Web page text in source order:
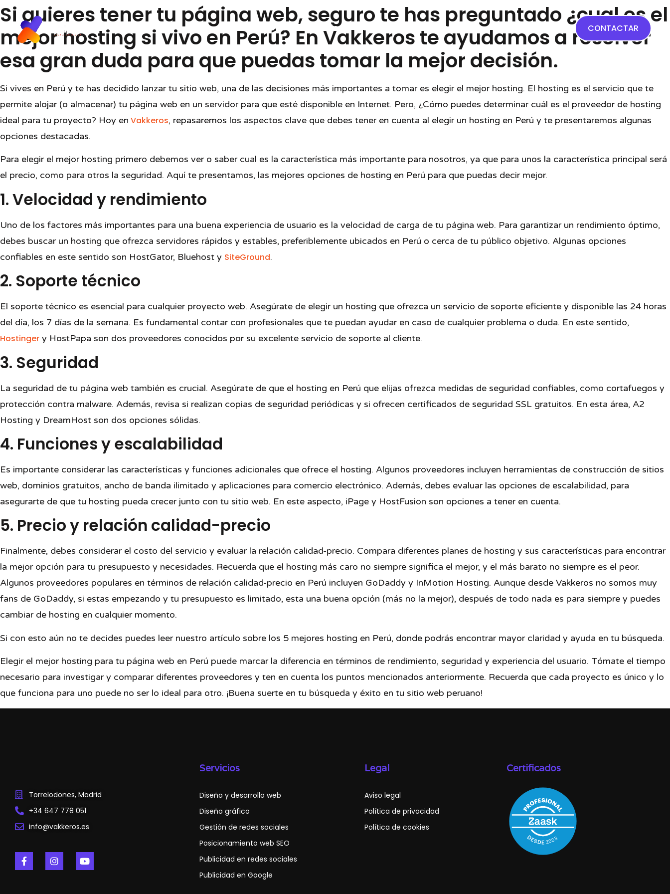
Inicio Nosotros Servicios Portafolio Contacto CONTACTAR
Si quieres tener tu página web, seguro te has preguntado ¿cual es el
mejor hosting si vivo en Perú? En Vakkeros te ayudamos a resolver
esa gran duda para que puedas tomar la mejor decisión.
Si vives en Perú y te has decidido lanzar tu sitio web, una de las decisiones más importantes a tomar es elegir el mejor hosting. El hosting es el servicio que te
permite alojar (o almacenar) tu página web en un servidor para que esté disponible en Internet. Pero, ¿Cómo puedes determinar cuál es el proveedor de hosting
ideal para tu proyecto? Hoy en Vakkeros, repasaremos los aspectos clave que debes tener en cuenta al elegir un hosting en Perú y te presentaremos algunas
opciones destacadas.
Para elegir el mejor hosting primero debemos ver o saber cual es la característica más importante para nosotros, ya que para unos la característica principal será
el precio, como para otros la seguridad. Aquí te presentamos, las mejores opciones de hosting en Perú para que puedas decir mejor.
1. Velocidad y rendimiento
Uno de los factores más importantes para una buena experiencia de usuario es la velocidad de carga de tu página web. Para garantizar un rendimiento óptimo,
debes buscar un hosting que ofrezca servidores rápidos y estables, preferiblemente ubicados en Perú o cerca de tu público objetivo. Algunas opciones
confiables en este sentido son HostGator, Bluehost y SiteGround.
2. Soporte técnico
El soporte técnico es esencial para cualquier proyecto web. Asegúrate de elegir un hosting que ofrezca un servicio de soporte eficiente y disponible las 24 horas
del día, los 7 días de la semana. Es fundamental contar con profesionales que te puedan ayudar en caso de cualquier problema o duda. En este sentido,
Hostinger y HostPapa son dos proveedores conocidos por su excelente servicio de soporte al cliente.
3. Seguridad
La seguridad de tu página web también es crucial. Asegúrate de que el hosting en Perú que elijas ofrezca medidas de seguridad confiables, como cortafuegos y
protección contra malware. Además, revisa si realizan copias de seguridad periódicas y si ofrecen certificados de seguridad SSL gratuitos. En esta área, A2
Hosting y DreamHost son dos opciones sólidas.
4. Funciones y escalabilidad
Es importante considerar las características y funciones adicionales que ofrece el hosting. Algunos proveedores incluyen herramientas de construcción de sitios
web, dominios gratuitos, ancho de banda ilimitado y aplicaciones para comercio electrónico. Además, debes evaluar las opciones de escalabilidad, para
asegurarte de que tu hosting pueda crecer junto con tu sitio web. En este aspecto, iPage y HostFusion son opciones a tener en cuenta.
5. Precio y relación calidad-precio
Finalmente, debes considerar el costo del servicio y evaluar la relación calidad-precio. Compara diferentes planes de hosting y sus características para encontrar
la mejor opción para tu presupuesto y necesidades. Recuerda que el hosting más caro no siempre significa el mejor, y el más barato no siempre es el peor.
Algunos proveedores populares en términos de relación calidad-precio en Perú incluyen GoDaddy y InMotion Hosting. Aunque desde Vakkeros no somos muy
fans de GoDaddy, si estas empezando y tu presupuesto es limitado, esta una buena opción (más no la mejor), después de todo nada es para siempre y puedes
cambiar de hosting en cualquier momento.
Si con esto aún no te decides puedes leer nuestro artículo sobre los 5 mejores hosting en Perú, donde podrás encontrar mayor claridad y ayuda en tu búsqueda.
Elegir el mejor hosting para tu página web en Perú puede marcar la diferencia en términos de rendimiento, seguridad y experiencia del usuario. Tómate el tiempo
necesario para investigar y comparar diferentes proveedores y ten en cuenta los puntos mencionados anteriormente. Recuerda que cada proyecto es único y lo
que funciona para uno puede no ser lo ideal para otro. ¡Buena suerte en tu búsqueda y éxito en tu sitio web peruano!
Torrelodones, Madrid
+34 647 778 051
info@vakkeros.es
Servicios
Diseño y desarrollo web
Diseño gráfico
Gestión de redes sociales
Posicionamiento web SEO
Publicidad en redes sociales
Publicidad en Google
Legal
Aviso legal
Política de privacidad
Política de cookies
Certificados